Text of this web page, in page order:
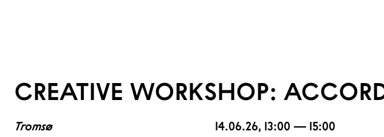
CREATIVE WORKSHOP:
Tromsø 14.06.26, 13:00 — 15:00